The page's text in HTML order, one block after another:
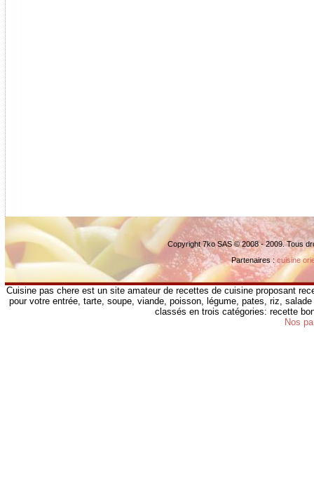
Copyright 7ko SAS © 2008 - 2009. Tous
Partenaires :cuisine
Cuisine pas chere est un site amateur de recettes de cuisine proposant
pour votre entrée, tarte, soupe, viande, poisson, légume, pates, riz,
classés en trois catégories: recette
Nos